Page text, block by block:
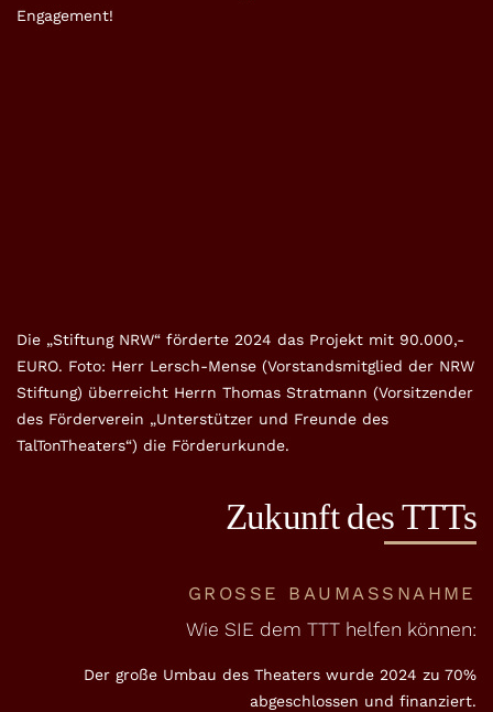
Engagement!
Die „Stiftung NRW“ förderte 2024 das Projekt mit 90.000,-
EURO. Foto: Herr Lersch-Mense (Vorstandsmitglied der NRW
Stiftung) überreicht Herrn Thomas Stratmann (Vorsitzender
des Förderverein „Unterstützer und Freunde des
TalTonTheaters“) die Förderurkunde.
Zukunft des TTTs
GROSSE BAUMASSNAHME
Wie SIE dem TTT helfen können:
Der große Umbau des Theaters wurde 2024 zu 70%
abgeschlossen und finanziert.